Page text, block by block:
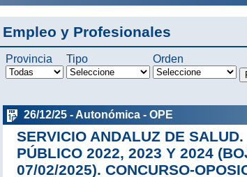
Empleo y Profesionales
Provincia Tipo Orden
26/12/25 - Autonómica - OPE
SERVICIO ANDALUZ DE
PÚBLICO 2022, 2023 Y 2024
07/02/2025). CONCURSO-